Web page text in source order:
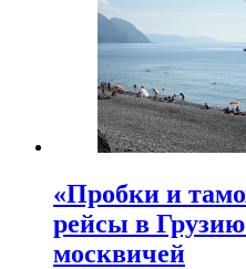
«Пробки и
рейсы в
москвичей